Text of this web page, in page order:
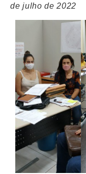
de julho de 2022